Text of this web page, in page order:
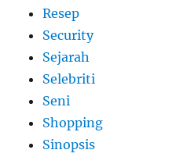
Resep
Security
Sejarah
Selebriti
Seni
Shopping
Sinopsis